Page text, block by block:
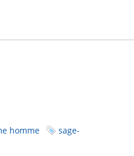
homme
sage-